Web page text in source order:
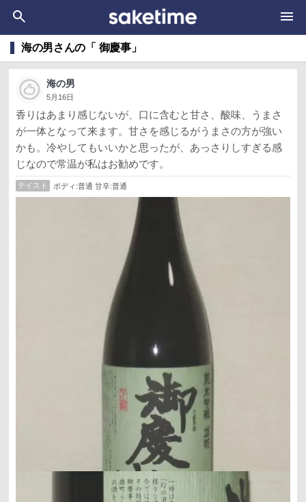
海の男さんの「 御慶事」
海の男
5月16日
香りはあまり感じないが、口に含むと甘さ、酸味、うまさ
が一体となって来ます。甘さを感じるがうまさの方が強い
かも。冷やしてもいいかと思ったが、あっさりしすぎる感
じなので常温が私はお勧めです。
テイスト ボディ:普通 甘辛:普通